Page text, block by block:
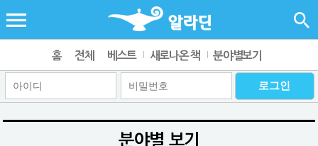
홈 전체 베스트 새로나온 책 분야별보기
분야별 보기